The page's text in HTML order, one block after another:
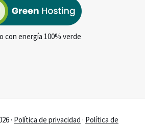
con energía 100% verde
· Política de privacidad · Política de